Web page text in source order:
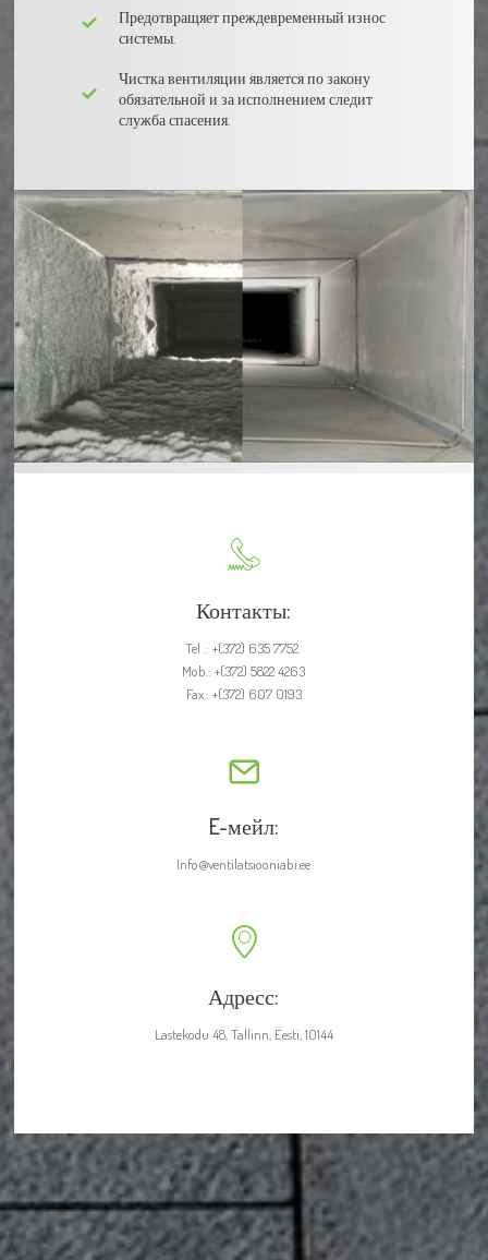
Предотвращяет преждевременный износ
системы.
Чистка вентиляции является по закону
обязательной и за исполнением следит
служба спасения.
Контакты:
Tel .: +(372) 635 7752
Mob.: +(372) 5822 4263
Fax.: +(372) 607 0193
E-мейл:
Info@ventilatsiooniabi.ee
Адресс:
Lastekodu 48, Tallinn, Eesti, 10144